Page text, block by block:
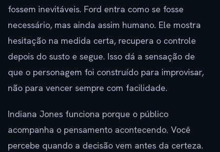
fossem inevitáveis. Ford entra como se fosse
necessário, mas ainda assim humano. Ele mostra
hesitação na medida certa, recupera o controle
depois do susto e segue. Isso dá a sensação de
que o personagem foi construído para improvisar,
não para vencer sempre com facilidade.
Indiana Jones funciona porque o público
acompanha o pensamento acontecendo. Você
percebe quando a decisão vem antes da certeza.